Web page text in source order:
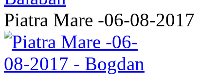
Piatra Mare -06-08-2017